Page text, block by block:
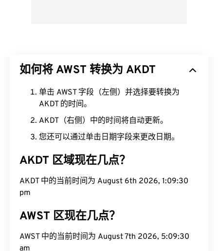
如何将 AWST 转换为 AKDT
单击 AWST 字段（左侧）并选择要转换为
AKDT 的时间。
AKDT（右侧）中的时间将自动更新。
您还可以通过单击日期字段来更改日期。
AKDT 区域现在几点？
AKDT 中的当前时间为 August 6th 2026, 1:09:31
pm
AWST 区现在几点？
AWST 中的当前时间为 August 7th 2026, 5:09:31
am